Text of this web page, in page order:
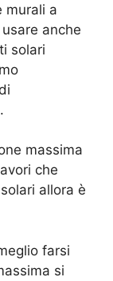
murali a
anche
solari
massima
che
allora è
farsi
si